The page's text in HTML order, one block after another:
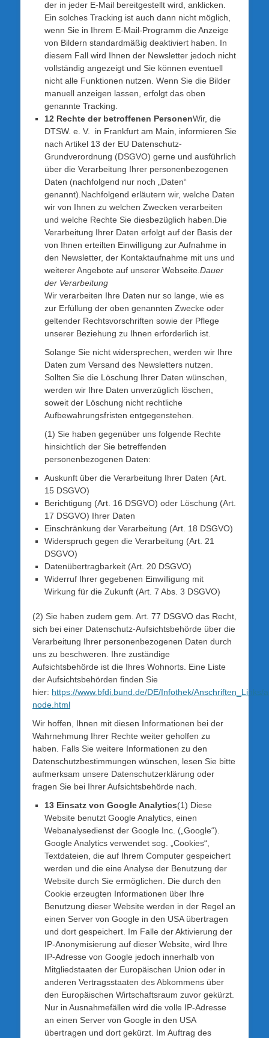
der in jeder E-Mail bereitgestellt wird, anklicken.
Ein solches Tracking ist auch dann nicht möglich,
wenn Sie in Ihrem E-Mail-Programm die Anzeige
von Bildern standardmäßig deaktiviert haben. In
diesem Fall wird Ihnen der Newsletter jedoch nicht
vollständig angezeigt und Sie können eventuell
nicht alle Funktionen nutzen. Wenn Sie die Bilder
manuell anzeigen lassen, erfolgt das oben
genannte Tracking.
12 Rechte der betroffenen PersonenWir, die
DTSW. e. V. in Frankfurt am Main, informieren Sie
nach Artikel 13 der EU Datenschutz-
Grundverordnung (DSGVO) gerne und ausführlich
über die Verarbeitung Ihrer personenbezogenen
Daten (nachfolgend nur noch „Daten“
genannt).Nachfolgend erläutern wir, welche Daten
wir von Ihnen zu welchen Zwecken verarbeiten
und welche Rechte Sie diesbezüglich haben.Die
Verarbeitung Ihrer Daten erfolgt auf der Basis der
von Ihnen erteilten Einwilligung zur Aufnahme in
den Newsletter, der Kontaktaufnahme mit uns und
weiterer Angebote auf unserer Webseite. Dauer
der Verarbeitung
Wir verarbeiten Ihre Daten nur so lange, wie es
zur Erfüllung der oben genannten Zwecke oder
geltender Rechtsvorschriften sowie der Pflege
unserer Beziehung zu Ihnen erforderlich ist.
Solange Sie nicht widersprechen, werden wir Ihre
Daten zum Versand des Newsletters nutzen.
Sollten Sie die Löschung Ihrer Daten wünschen,
werden wir Ihre Daten unverzüglich löschen,
soweit der Löschung nicht rechtliche
Aufbewahrungsfristen entgegenstehen.
(1) Sie haben gegenüber uns folgende Rechte
hinsichtlich der Sie betreffenden
personenbezogenen Daten:
Auskunft über die Verarbeitung Ihrer Daten (Art.
15 DSGVO)
Berichtigung (Art. 16 DSGVO) oder Löschung (Art.
17 DSGVO) Ihrer Daten
Einschränkung der Verarbeitung (Art. 18 DSGVO)
Widerspruch gegen die Verarbeitung (Art. 21
DSGVO)
Datenübertragbarkeit (Art. 20 DSGVO)
Widerruf Ihrer gegebenen Einwilligung mit
Wirkung für die Zukunft (Art. 7 Abs. 3 DSGVO)
(2) Sie haben zudem gem. Art. 77 DSGVO das Recht,
sich bei einer Datenschutz-Aufsichtsbehörde über die
Verarbeitung Ihrer personenbezogenen Daten durch
uns zu beschweren. Ihre zuständige
Aufsichtsbehörde ist die Ihres Wohnorts. Eine Liste
der Aufsichtsbehörden finden Sie
hier: https://www.bfdi.bund.de/DE/Infothek/Anschriften_Links/
node.html
Wir hoffen, Ihnen mit diesen Informationen bei der
Wahrnehmung Ihrer Rechte weiter geholfen zu
haben. Falls Sie weitere Informationen zu den
Datenschutzbestimmungen wünschen, lesen Sie bitte
aufmerksam unsere Datenschutzerklärung oder
fragen Sie bei Ihrer Aufsichtsbehörde nach.
13 Einsatz von Google Analytics(1) Diese
Website benutzt Google Analytics, einen
Webanalysedienst der Google Inc. („Google“).
Google Analytics verwendet sog. „Cookies“,
Textdateien, die auf Ihrem Computer gespeichert
werden und die eine Analyse der Benutzung der
Website durch Sie ermöglichen. Die durch den
Cookie erzeugten Informationen über Ihre
Benutzung dieser Website werden in der Regel an
einen Server von Google in den USA übertragen
und dort gespeichert. Im Falle der Aktivierung der
IP-Anonymisierung auf dieser Website, wird Ihre
IP-Adresse von Google jedoch innerhalb von
Mitgliedstaaten der Europäischen Union oder in
anderen Vertragsstaaten des Abkommens über
den Europäischen Wirtschaftsraum zuvor gekürzt.
Nur in Ausnahmefällen wird die volle IP-Adresse
an einen Server von Google in den USA
übertragen und dort gekürzt. Im Auftrag des